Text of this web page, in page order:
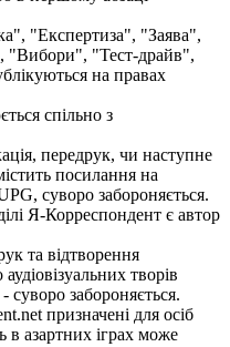
"Експертиза", "Заява",
"Вибори", "Тест-драйв",
на правах
спільно з
передрук, чи наступне
посилання на
суворо забороняється.
Я-Корреспондент є автор
та відтворення
творів
суворо забороняється.
призначені для осіб
в азартних іграх може